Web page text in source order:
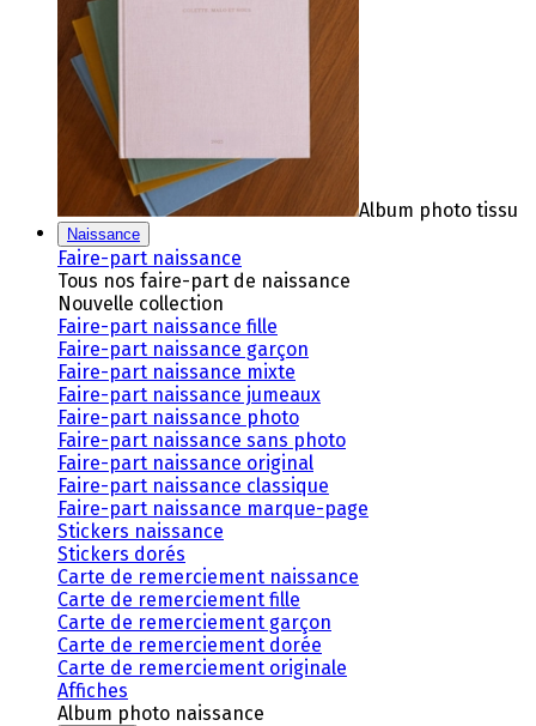
Album photo tissu
Naissance
Faire-part naissance
Tous nos faire-part de naissance
Nouvelle collection
Faire-part naissance fille
Faire-part naissance garçon
Faire-part naissance mixte
Faire-part naissance jumeaux
Faire-part naissance photo
Faire-part naissance sans photo
Faire-part naissance original
Faire-part naissance classique
Faire-part naissance marque-page
Stickers naissance
Stickers dorés
Carte de remerciement naissance
Carte de remerciement fille
Carte de remerciement garçon
Carte de remerciement dorée
Carte de remerciement originale
Affiches
Album photo naissance